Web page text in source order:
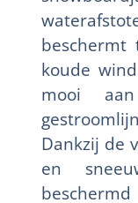
beschermt
koude
mooi
Dankzij de
en